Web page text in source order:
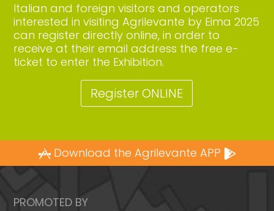
Italian and foreign visitors and operators
interested in visiting Agrilevante by Eima 2025
can register directly online, in order to
receive at their email address the free e-
ticket to enter the Exhibition.
Register ONLINE
Download the Agrilevante APP
PROMOTED BY